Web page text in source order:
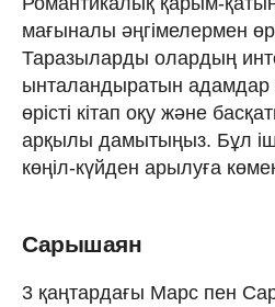
мағыналы әңгімелермен
Таразыларды олардың
ынталандыратын
өрісті кітап оқу және
арқылы дамытыңыз. Бұл
көңіл-күйден арылуға
Сарышаян
3 қаңтардағы Марс пен